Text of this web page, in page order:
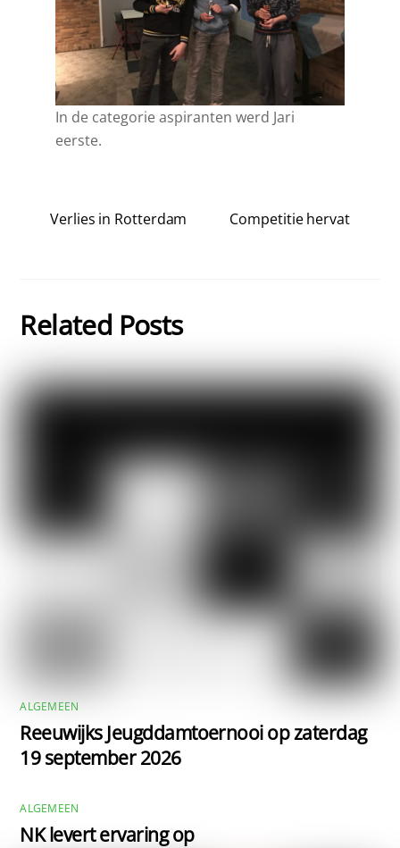
In de categorie aspiranten werd Jari
eerste.
Verlies in Rotterdam Competitie hervat
Related Posts
ALGEMEEN
Reeuwijks Jeugddamtoernooi op zaterdag
19 september 2026
ALGEMEEN
NK levert ervaring op